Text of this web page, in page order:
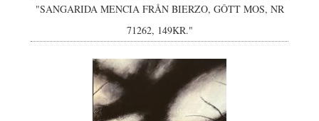
"SANGARIDA MENCIA FRÅN BIERZO, GÔTT MOS, NR
71262, 149KR."